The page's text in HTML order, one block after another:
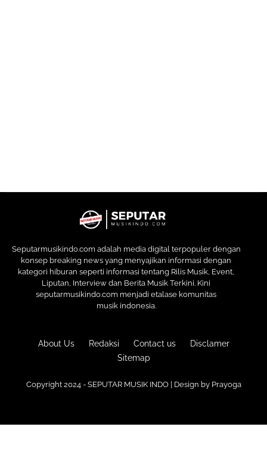
Seputarmusikindo.com adalah media digital terpopuler dengan
konsep breaking news yang menyajikan informasi dengan
kategori hiburan seperti informasi tentang Rilis Musik, Event,
Liputan, Interview dan Berita Musik Terkini. Kini
seputarmusikindo.com menjadi etalase komunitas
musik indonesia.
Copyright 2024 - SEPUTAR MUSIK INDO | Design by Prayoga
About Us Redaksi Contact us
Disclamer
Sitemap